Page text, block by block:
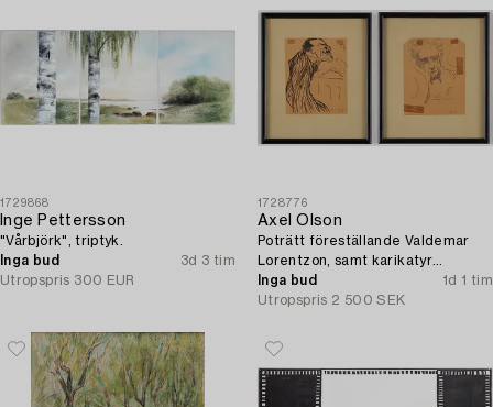
1729868
Inge Pettersson
"Vårbjörk", triptyk.
Inga bud
3d 3 tim
Utropspris 300 EUR
1728776
Axel Olson
Poträtt föreställande Valdemar
Lorentzon, samt karikatyr
föreställande Kamrer Ingvarsson.
Inga bud
1d 1 tim
Utropspris 2 500 SEK